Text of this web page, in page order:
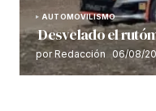
AUTOMOVILISMO
Desvelado el
por Redacción 06/08/